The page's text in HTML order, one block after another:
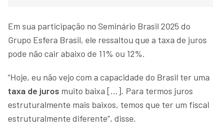
Em sua participação no Seminário Brasil 2025 do
Grupo Esfera Brasil, ele ressaltou que a taxa de juros
pode não cair abaixo de 11% ou 12%.
“Hoje, eu não vejo com a capacidade do Brasil ter uma
taxa de juros muito baixa […]. Para termos juros
estruturalmente mais baixos, temos que ter um fiscal
estruturalmente diferente”, disse.